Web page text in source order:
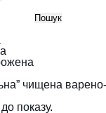
Пошук
чищена
показу.